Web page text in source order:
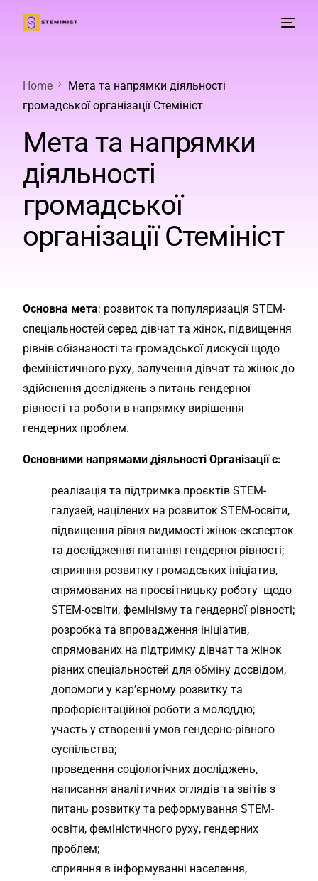
Home
Мета та напрямки діяльності
громадської організації Стемініст
Мета та напрямки
діяльності
громадської
організації Стемініст
Основна мета: розвиток та популяризація STEM-
спеціальностей серед дівчат та жінок, підвищення
рівнів обізнаності та громадської дискусії щодо
феміністичного руху, залучення дівчат та жінок до
здійснення досліджень з питань гендерної
рівності та роботи в напрямку вирішення
гендерних проблем.
Основними напрямами діяльності Організації є:
реалізація та підтримка проєктів STEM-
галузей, націлених на розвиток STEM-освіти,
підвищення рівня видимості жінок-експерток
та дослідження питання гендерної рівності;
сприяння розвитку громадських ініціатив,
спрямованих на просвітницьку роботу щодо
STEM-освіти, фемінізму та гендерної рівності;
розробка та впровадження ініціатив,
спрямованих на підтримку дівчат та жінок
різних спеціальностей для обміну досвідом,
допомоги у кар’єрному розвитку та
профорієнтаційної роботи з молоддю;
участь у створенні умов гендерно-рівного
суспільства;
проведення соціологічних досліджень,
написання аналітичних оглядів та звітів з
питань розвитку та реформування STEM-
освіти, феміністичного руху, гендерних
проблем;
сприяння в інформуванні населення,